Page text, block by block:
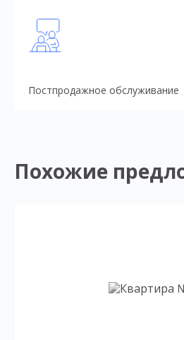
Постпродажное обслуживание
Похожие